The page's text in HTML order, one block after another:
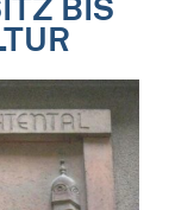
BIS